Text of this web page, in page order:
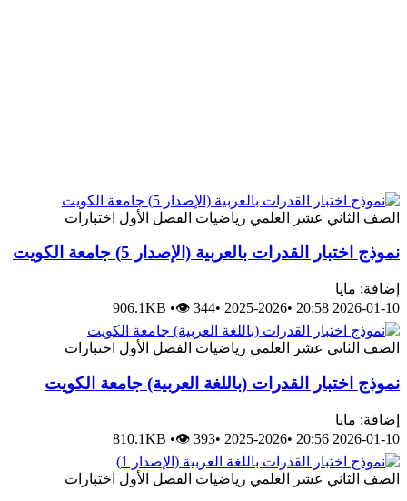
الصف الثاني عشر العلمي رياضيات الفصل الأول اختبارات
نموذج اختبار القدرات بالعربية (الإصدار 5) جامعة الكويت
إضافة: مايا
2026-01-10 20:58
•
2025-2026
•
906.1KB •👁 344
الصف الثاني عشر العلمي رياضيات الفصل الأول اختبارات
نموذج اختبار القدرات (باللغة العربية) جامعة الكويت
إضافة: مايا
2026-01-10 20:56
•
2025-2026
•
810.1KB •👁 393
الصف الثاني عشر العلمي رياضيات الفصل الأول اختبارات